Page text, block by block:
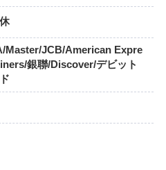
Master/JCB/American Expre
銀聯/Discover/デビット